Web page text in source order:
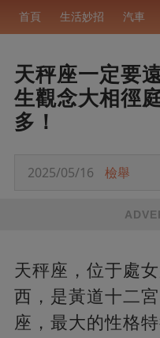
首頁 生活妙招 汽車
天秤座一定要
生觀念大相徑
多！
2025/05/16 檢舉
天秤座，位于處
西，是黃道十二
座，最大的性格